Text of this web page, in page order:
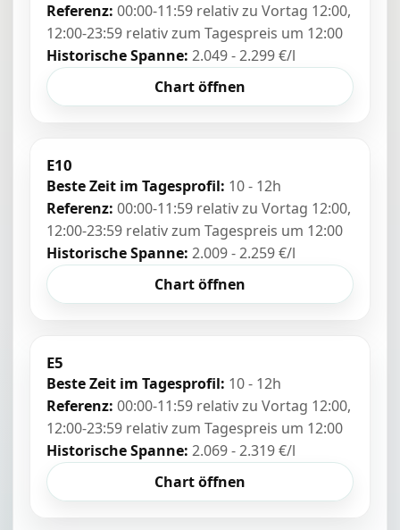
Referenz: 00:00-11:59 relativ zu Vortag 12:00,
12:00-23:59 relativ zum Tagespreis um 12:00
Historische Spanne: 2.049 - 2.299 €/l
Chart öffnen
E10
Beste Zeit im Tagesprofil: 10 - 12h
Referenz: 00:00-11:59 relativ zu Vortag 12:00,
12:00-23:59 relativ zum Tagespreis um 12:00
Historische Spanne: 2.009 - 2.259 €/l
Chart öffnen
E5
Beste Zeit im Tagesprofil: 10 - 12h
Referenz: 00:00-11:59 relativ zu Vortag 12:00,
12:00-23:59 relativ zum Tagespreis um 12:00
Historische Spanne: 2.069 - 2.319 €/l
Chart öffnen